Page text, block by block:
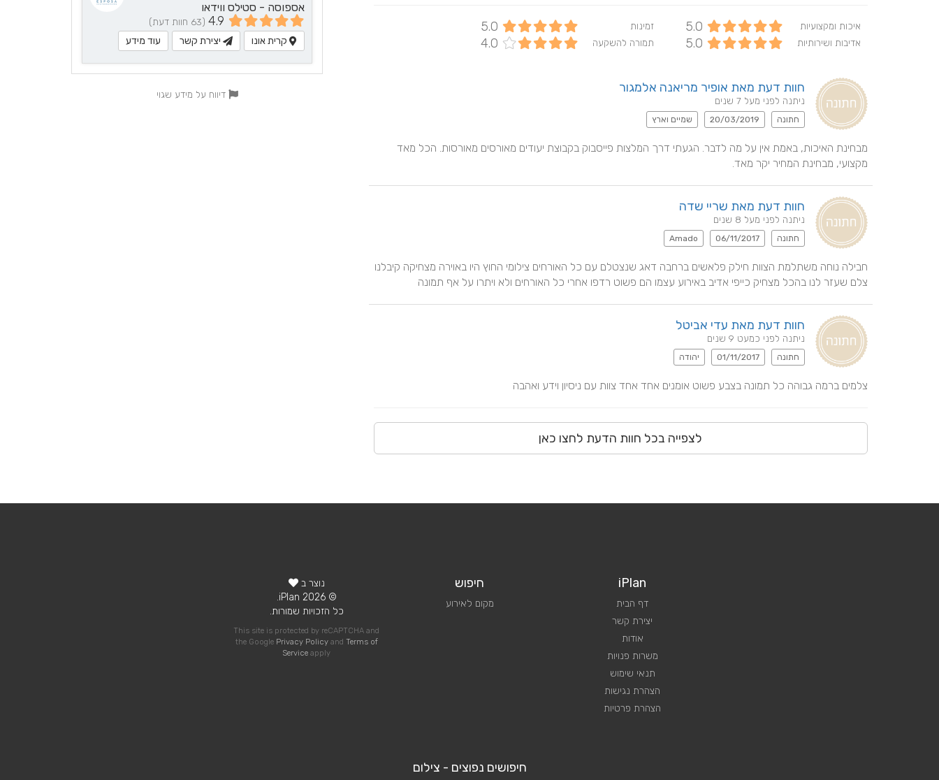
אספוסה - סטילס ווידאו
4.9 (63 חוות דעת)
קרית אונו יצירת קשר עוד מידע
דיווח על מידע שגוי
איכות ומקצועיות 5.0 זמינות 5.0
אדיבות ושירותיות 5.0 תמורה להשקעה 4.0
חוות דעת מאת אופיר מריאנה אלמגור
ניתנה לפני מעל 7 שנים
חתונה 20/03/2019 שמיים וארץ
מקצועי, מבחינת המחיר יקר מאד.
חוות דעת מאת שריי שדה
ניתנה לפני מעל 8 שנים
חתונה 06/11/2017
Amado
צלם שעזר לנו בהכל מצחיק כייפי אדיב באירוע עצמו הם פשוט רדפו אחרי כל האורחים ולא ויתרו על אף תמונה
חוות דעת מאת עדי אביטל
ניתנה לפני כמעט 9 שנים
חתונה 01/11/2017 יהודה
צלמים ברמה גבוהה כל תמונה בצבע פשוט אומנים אחד אחד צוות עם ניסיון וידע ואהבה
לצפייה בכל חוות הדעת לחצו כאן
iPlan
דף הבית
יצירת קשר
אודות
משרות פנויות
תנאי שימוש
הצהרת נגישות
הצהרת פרטיות
חיפוש
מקום לאירוע
נוצר ב
© 2026 iPlan.
כל הזכויות שמורות.
This site is protected by reCAPTCHA and
the Google Privacy Policyand Terms of
Service apply
חיפושים נפוצים - צילום